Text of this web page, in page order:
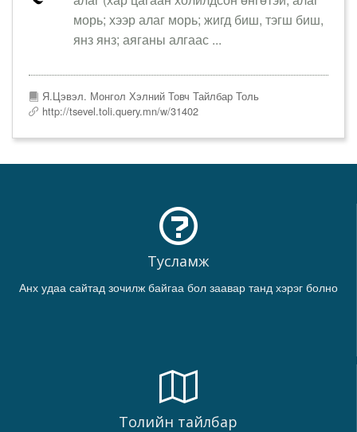
морь; хээр алаг морь; жигд биш, тэгш биш,
янз янз; аяганы алгаас ...
Я.Цэвэл. Монгол Хэлний Товч Тайлбар Толь
http://tsevel.toli.query.mn/w/31402
Тусламж
Анх удаа сайтад зочилж байгаа бол заавар танд хэрэг болно
Толийн тайлбар